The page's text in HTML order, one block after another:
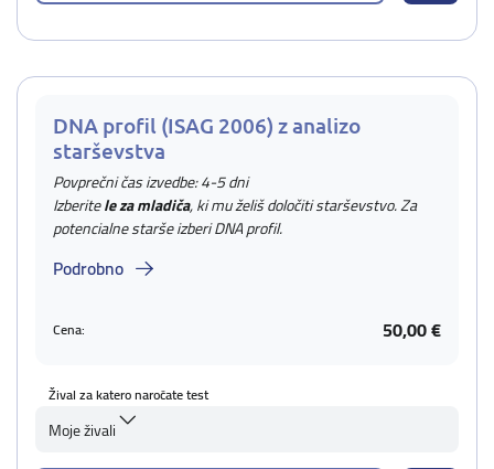
DNA profil (ISAG 2006) z analizo
starševstva
Povprečni čas izvedbe: 4-5 dni
Izberitele za mladiča, ki mu želiš določiti starševstvo. Za
potencialne starše izberi DNA profil.
Podrobno
Cena: 50,00 €
Žival za katero naročate test
Moje živali